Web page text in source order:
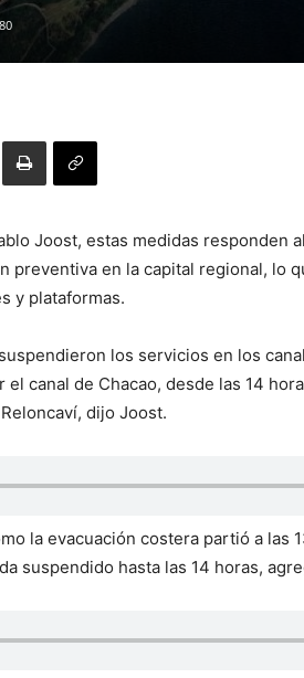
80
Joost, estas medidas responden
preventiva en la capital regional, lo
y plataformas.
los servicios en los
canal de Chacao, desde las 14
dijo Joost.
la evacuación costera partió a las
suspendido hasta las 14 horas,